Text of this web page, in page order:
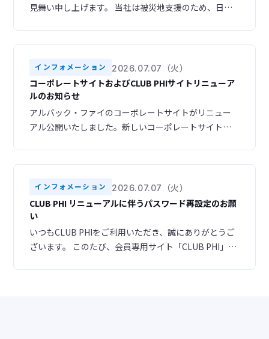
見舞い申し上げます。 当社は被災地支援のため、日本
インフォメーション 2026.07.07（火）
コーポレートサイトおよびCLUB PHIサイトリニューア
ルのお知らせ
アルバック・ファイのコーポレートサイトがリニュー
アル公開いたしました。新しいコーポレートサイトで
た、ナビゲーション構成を見直し、目的の情報へスム
ーズにアクセスできるよう改善いたしました。さら
に、デザインも一新し、お客様のニーズに合わせた情
報をより分かりやす
インフォメーション 2026.07.07（火）
CLUB PHI リニューアルに伴うパスワード再設定のお願
い
いつもCLUB PHIをご利用いただき、誠にありがとうご
ざいます。 このたび、会員専用サイト「CLUB PHI」を